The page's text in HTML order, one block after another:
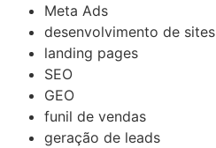
Meta Ads
desenvolvimento de sites
landing pages
SEO
GEO
funil de vendas
geração de leads